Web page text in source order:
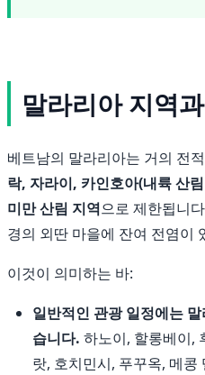
말라리아 지역
베트남의 말라리아는 거의 전
락, 자라이, 카인호아(내륙 산
미만 산림 지역으로 제한됩니
경의 외딴 마을에 잔여 전염이
이것이 의미하는 바:
일반적인 관광 일정에는
습니다. 하노이, 할롱베이,
랏, 호치민시, 푸꾸옥, 메